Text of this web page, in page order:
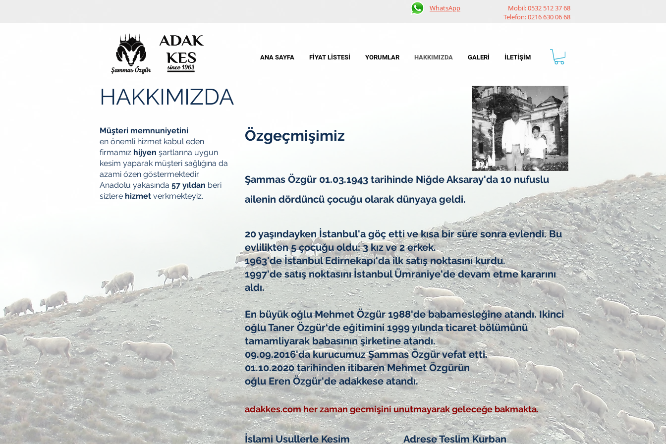
Mobil: 0532 512 37 68
WhatsApp
Telefon: 0216 630 06 68
ANA SAYFA FİYAT LİSTESİ YORUMLAR HAKKIMIZDA GALERİ İLETİŞİM
HAKKIMIZDA
Müşteri memnuniyetini
en önemli hizmet kabul eden
firmamız hijyen şartlarına uygun
kesim yaparak müşteri sağlığına da
azami özen göstermektedir.
Anadolu yakasında 57 yıldan beri
sizlere hizmet verkmekteyiz.
Şammas Özgür 01.03.1943 tarihinde NiğdeAksaray'da 10 nufuslu
ailenin dördüncü çocuğu olarak dünyaya geldi.
20 yaşındayken İstanbul'a göç etti ve kısa bir süre sonra evlendi. Bu
evlilikten 5 çocuğu oldu: 3 kız ve 2 erkek.
1963'de İstanbul Edirnekapı'da ilk satış noktasını kurdu.
1997'de satış noktasını İstanbul Ümraniye'de devam etme kararını
aldı.
En büyük oğlu Mehmet Özgür 1988'de babamesleğine atandı. Ikinci
oğlu Taner Özgür‘de eğitimini 1999 yılında ticaret bölümünü
tamamliyarak babasının şirketine atandı.
09.09.2016'da kurucumuz Şammas Özgür vefat etti.
01.10.2020 tarihinden itibaren Mehmet Özgürün
oğlu Eren Özgür'de adakkese atandı.
adakkes.com her zaman gecmişini unutmayarak geleceğe bakmakta.
Özgeçmişimiz
İslami Usullerle Kesim Adrese Teslim Kurban